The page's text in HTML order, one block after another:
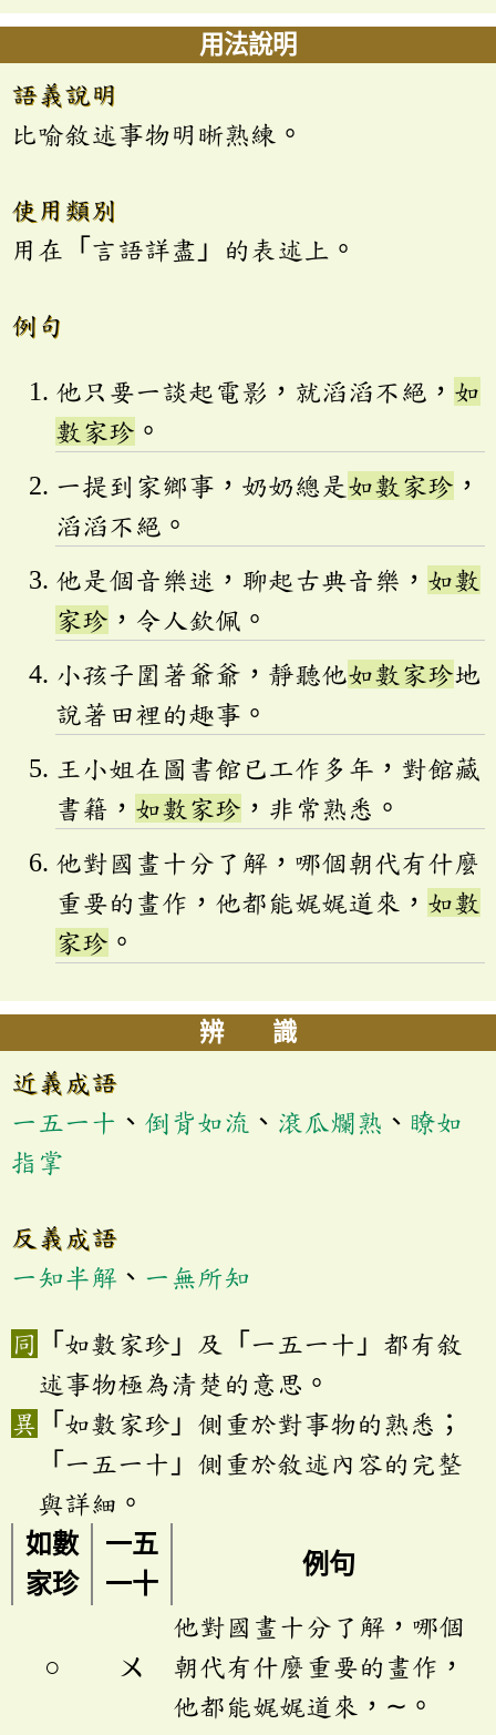
用法說明
語義說明
比喻敘述事物明晰熟練。
使用類別
用在「言語詳盡」的表述上。
例句
他只要一談起電影，就滔滔不絕， 如
數家珍 。
一提到家鄉事，奶奶總是如數家珍 ，
滔滔不絕。
他是個音樂迷，聊起古典音樂， 如數
家珍 ，令人欽佩。
小孩子圍著爺爺，靜聽他如數家珍地
說著田裡的趣事。
王小姐在圖書館已工作多年，對館藏
書籍， 如數家珍 ，非常熟悉。
他對國畫十分了解，哪個朝代有什麼
重要的畫作，他都能娓娓道來， 如數
家珍 。
辨 識
近義成語
一五一十 、 倒背如流 、 滾瓜爛熟 、 瞭如
指掌
反義成語
一知半解 、 一無所知
「如數家珍」及「一五一十」都有敘
述事物極為清楚的意思。
「如數家珍」側重於對事物的熟悉；
「一五一十」側重於敘述內容的完整
與詳細。
如數
家珍
一五
一十
例句
○ ㄨ
他對國畫十分了解，哪個
朝代有什麼重要的畫作，
他都能娓娓道來，∼。